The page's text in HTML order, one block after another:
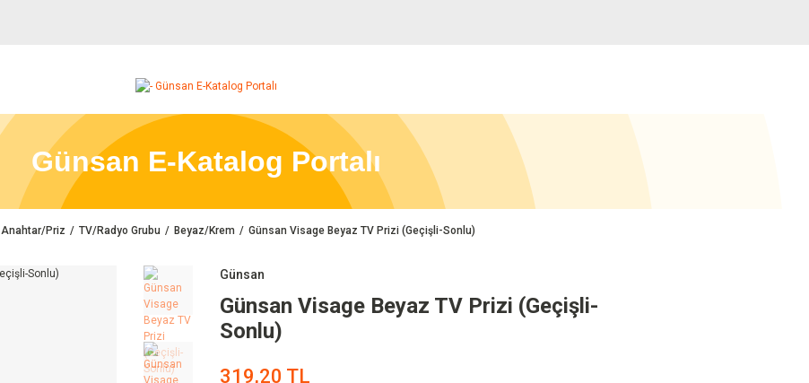
Günsan E-Katalog Portalı
Anahtar/Priz TV/Radyo Grubu Beyaz/Krem Günsan Visage Beyaz TV Prizi (Geçişli-Sonlu)
Günsan
Günsan Visage Beyaz TV Prizi (Geçişli-
Sonlu)
319,20 TL